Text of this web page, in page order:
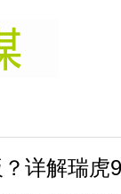
详解瑞虎